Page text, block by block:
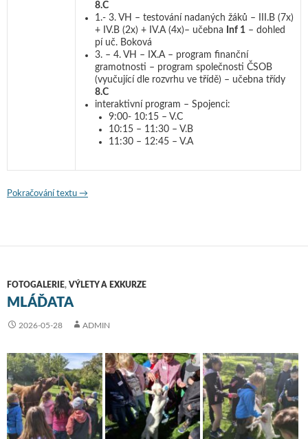
8.C
1.- 3. VH – testování nadaných žáků – III.B (7x)
+ IV.B (2x) + IV.A (4x)– učebna
Inf 1 – dohled
pí uč. Boková
3. – 4. VH – IX.A – program finanční
gramotnosti – program společnosti ČSOB
(vyučující dle rozvrhu ve třídě) – učebna třídy
8.C
interaktivní program – Spojenci:
9:00- 10:15 – V.C
10:15 – 11:30 – V.B
11:30 – 12:45 – V.A
Pokračování textu Program na týden od 1. 6. 2026
→
FOTOGALERIE, VÝLETY A EXKURZE
MLÁĎATA
2026-05-28 ADMIN